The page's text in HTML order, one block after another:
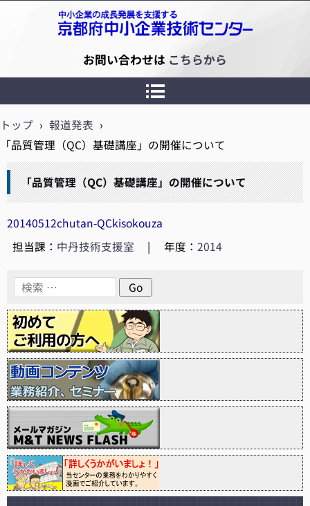
京都府中小企業技術センター
お問い合わせは こちらから
トップ › 報道発表 ›
「品質管理（QC）基礎講座」の開催について
「品質管理（QC）基礎講座」の開催について
20140512chutan-QCkisokouza
担当課： 中丹技術支援室 | 年度：2014